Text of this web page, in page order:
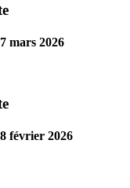
mars 2026
février 2026